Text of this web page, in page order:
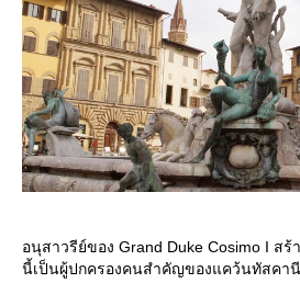
อนุสาวรีย์ของ Grand Duke Cosimo I ส
นี้เป็นผู้ปกครองคนสำคัญของแคว้นทัสคา